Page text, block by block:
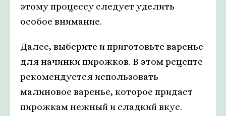
этому процессу следует уделить
особое внимание.
Далее, выберите и приготовьте варенье
для начинки пирожков. В этом рецепте
рекомендуется использовать
малиновое варенье, которое придаст
пирожкам нежный и сладкий вкус.